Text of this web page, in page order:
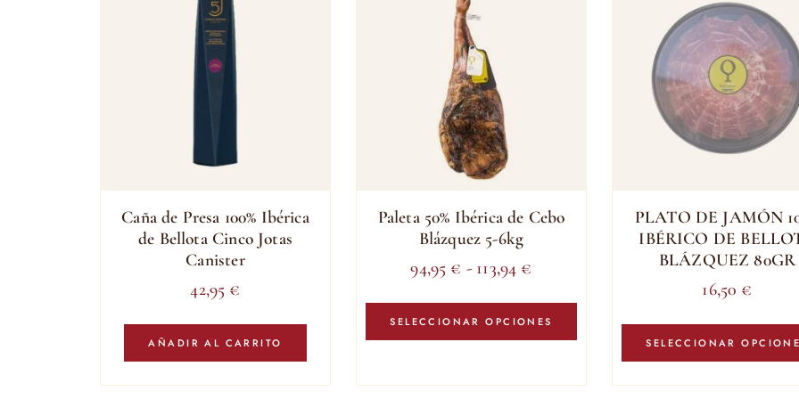
Caña de Presa 100% Ibérica
de Bellota Cinco Jotas
Canister
42,95 €
AÑADIR AL CARRITO
Paleta 50% Ibérica de Cebo
Blázquez 5-6kg
94,95 € - 113,94 €
precios:
desde
SELECCIONAR OPCIONES
Este
producto
tiene
múltiples
variantes.
PLATO DE JAMÓN
IBÉRICO DE
BLÁZQUEZ 80GR
16,50 €
SELECCIONAR